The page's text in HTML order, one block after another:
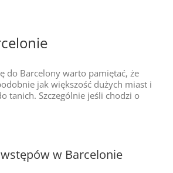
do Barcelony warto pamiętać, że
jak większość dużych miast i
tanich. Szczególnie jeśli chodzi o
w Barcelonie